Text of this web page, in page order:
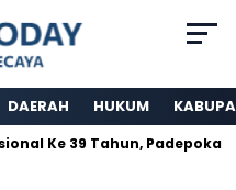
DAERAH HUKUM
Ke 39 Tahun, Padepokan